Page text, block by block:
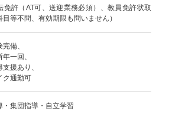
免許（AT可、送迎業務必須）、教員免許状取
目等不問、有効期限も問いません）
備、
一回、
援あり、
ク通勤可
・集団指導・自立学習